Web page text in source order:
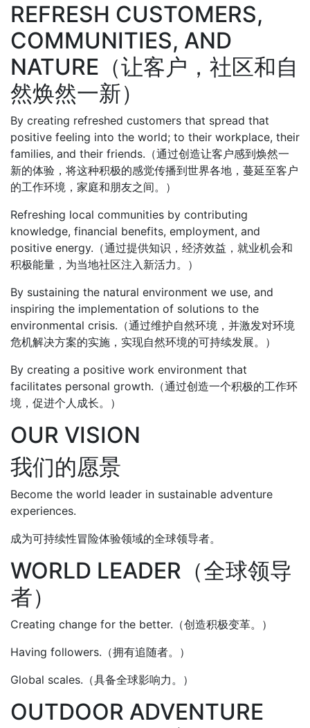
REFRESH CUSTOMERS,
COMMUNITIES, AND
NATURE（让客户，社区和自
然焕然一新）
By creating refreshed customers that spread that
positive feeling into the world; to their workplace, their
families, and their friends.（通过创造让客户感到焕然一
新的体验，将这种积极的感觉传播到世界各地，蔓延至客户
的工作环境，家庭和朋友之间。）
Refreshing local communities by contributing
knowledge, financial benefits, employment, and
positive energy.（通过提供知识，经济效益，就业机会和
积极能量，为当地社区注入新活力。）
By sustaining the natural environment we use, and
inspiring the implementation of solutions to the
environmental crisis.（通过维护自然环境，并激发对环境
危机解决方案的实施，实现自然环境的可持续发展。）
By creating a positive work environment that
facilitates personal growth.（通过创造一个积极的工作环
境，促进个人成长。）
OUR VISION
我们的愿景
Become the world leader in sustainable adventure
experiences.
成为可持续性冒险体验领域的全球领导者。
WORLD LEADER（全球领导
者）
Creating change for the better.（创造积极变革。）
Having followers.（拥有追随者。）
Global scales.（具备全球影响力。）
OUTDOOR ADVENTURE